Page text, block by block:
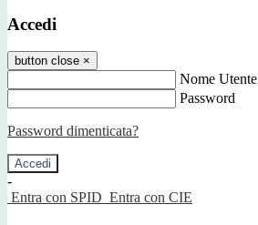
Accedi
button close ×
Nome Utente
Password
Password dimenticata?
-
Entra con SPID Entra con CIE